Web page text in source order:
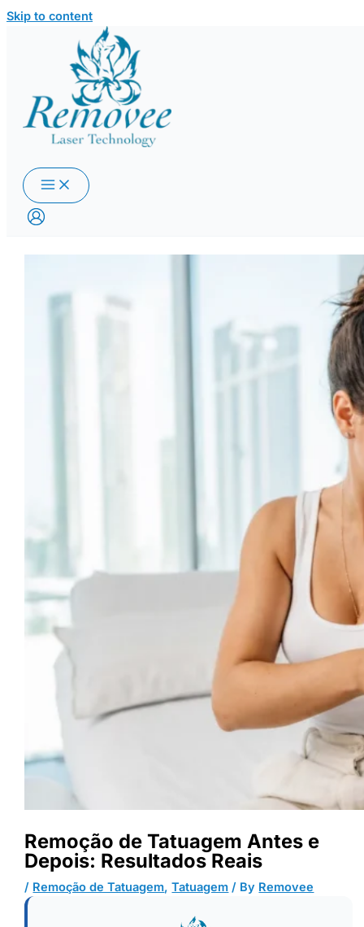
Skip to content
Remoção de Tatuagem Antes e
Depois: Resultados Reais
/ Remoção de Tatuagem,Tatuagem / By Removee